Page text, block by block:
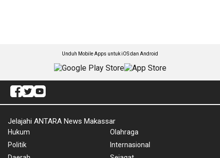
Unduh Mobile Apps untuk iOS dan Android
Jelajahi ANTARA News Makassar
Hukum
Politik
Olahraga
Internasional